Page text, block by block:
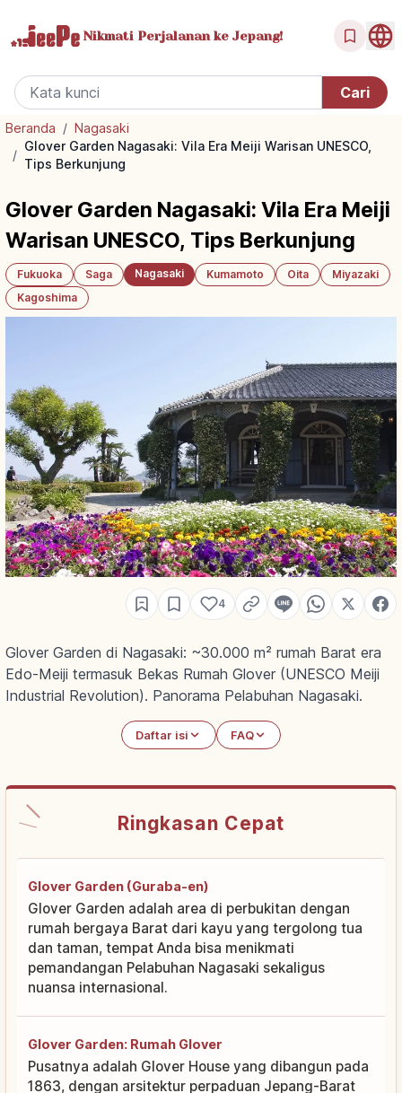
Nikmati Perjalanan ke Jepang!
Beranda / Nagasaki
/
Glover Garden Nagasaki: Vila Era Meiji Warisan UNESCO,
Tips Berkunjung
Glover Garden Nagasaki: Vila Era Meiji
Warisan UNESCO, Tips Berkunjung
Fukuoka Saga Nagasaki Kumamoto Oita
Miyazaki
Kagoshima
4
Glover Garden di Nagasaki: ~30.000 m² rumah Barat era
Edo-Meiji termasuk Bekas Rumah Glover (UNESCO Meiji
Industrial Revolution). Panorama Pelabuhan Nagasaki.
Daftar isi FAQ
Ringkasan Cepat
Glover Garden (Guraba-en)
Glover Garden adalah area di perbukitan dengan
rumah bergaya Barat dari kayu yang tergolong tua
dan taman, tempat Anda bisa menikmati
pemandangan Pelabuhan Nagasaki sekaligus
nuansa internasional.
Glover Garden: Rumah Glover
Pusatnya adalah Glover House yang dibangun pada
1863, dengan arsitektur perpaduan Jepang-Barat